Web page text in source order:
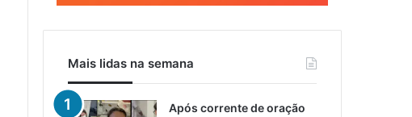
Mais lidas na semana
Após corrente de oração